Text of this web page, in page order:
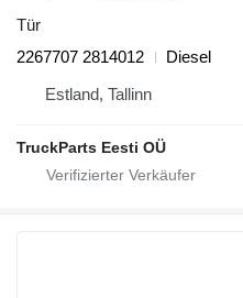
Tür
2267707 2814012
Diesel
Estland, Tallinn
TruckParts Eesti OÜ